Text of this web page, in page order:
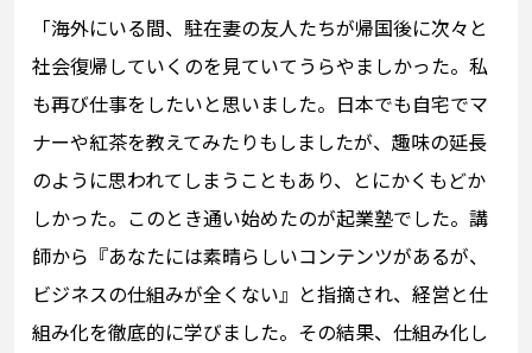
「海外にいる間、駐在妻の友人たちが帰国後に次々と
社会復帰していくのを見ていてうらやましかった。私
も再び仕事をしたいと思いました。日本でも自宅でマ
ナーや紅茶を教えてみたりもしましたが、趣味の延長
のように思われてしまうこともあり、とにかくもどか
しかった。このとき通い始めたのが起業塾でした。講
師から『あなたには素晴らしいコンテンツがあるが、
ビジネスの仕組みが全くない』と指摘され、経営と仕
組み化を徹底的に学びました。その結果、仕組み化し